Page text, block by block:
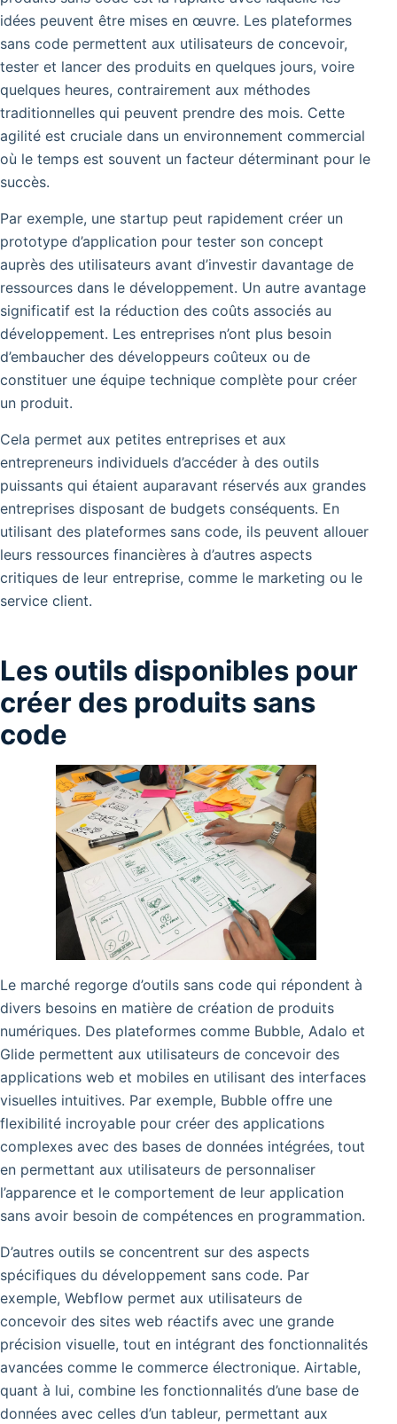
idées peuvent être mises en œuvre. Les plateformes
sans code permettent aux utilisateurs de concevoir,
tester et lancer des produits en quelques jours, voire
quelques heures, contrairement aux méthodes
traditionnelles qui peuvent prendre des mois. Cette
agilité est cruciale dans un environnement commercial
où le temps est souvent un facteur déterminant pour le
succès.
Par exemple, une startup peut rapidement créer un
prototype d’application pour tester son concept
auprès des utilisateurs avant d’investir davantage de
ressources dans le développement. Un autre avantage
significatif est la réduction des coûts associés au
développement. Les entreprises n’ont plus besoin
d’embaucher des développeurs coûteux ou de
constituer une équipe technique complète pour créer
un produit.
Cela permet aux petites entreprises et aux
entrepreneurs individuels d’accéder à des outils
puissants qui étaient auparavant réservés aux grandes
entreprises disposant de budgets conséquents. En
utilisant des plateformes sans code, ils peuvent allouer
leurs ressources financières à d’autres aspects
critiques de leur entreprise, comme le marketing ou le
service client.
Les outils disponibles pour
créer des produits sans
code
Le marché regorge d’outils sans code qui répondent à
divers besoins en matière de création de produits
numériques. Des plateformes comme Bubble, Adalo et
Glide permettent aux utilisateurs de concevoir des
applications web et mobiles en utilisant des interfaces
visuelles intuitives. Par exemple, Bubble offre une
flexibilité incroyable pour créer des applications
complexes avec des bases de données intégrées, tout
en permettant aux utilisateurs de personnaliser
l’apparence et le comportement de leur application
sans avoir besoin de compétences en programmation.
D’autres outils se concentrent sur des aspects
spécifiques du développement sans code. Par
exemple, Webflow permet aux utilisateurs de
concevoir des sites web réactifs avec une grande
précision visuelle, tout en intégrant des fonctionnalités
avancées comme le commerce électronique. Airtable,
quant à lui, combine les fonctionnalités d’une base de
données avec celles d’un tableur, permettant aux